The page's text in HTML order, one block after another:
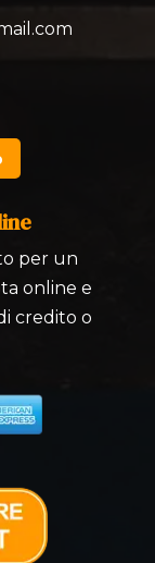
per un
online e
credito o